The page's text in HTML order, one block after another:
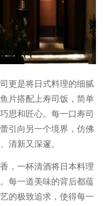
是将日式料理的细腻
片搭配上寿司饭，简单
思和匠心。每一口寿司
引向另一个境界，仿佛
清新又深邃。
一杯清酒将日本料理
每一道美味的背后都蕴
的极致追求，使得每一